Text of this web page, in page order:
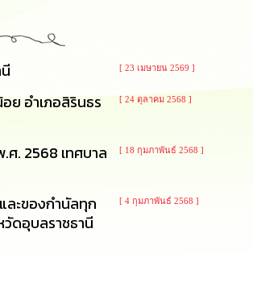
[ 23 เมษายน 2569 ]
ย อำเภอสิรินธร [ 24 ตุลาคม 2568 ]
ศ. 2568 เทศบาล [ 18 กุมภาพันธ์ 2568 ]
ละของกํานัลทุก
ดอุบลราชธานี
[ 4 กุมภาพันธ์ 2568 ]